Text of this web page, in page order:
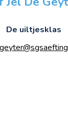
De uiltjesklas